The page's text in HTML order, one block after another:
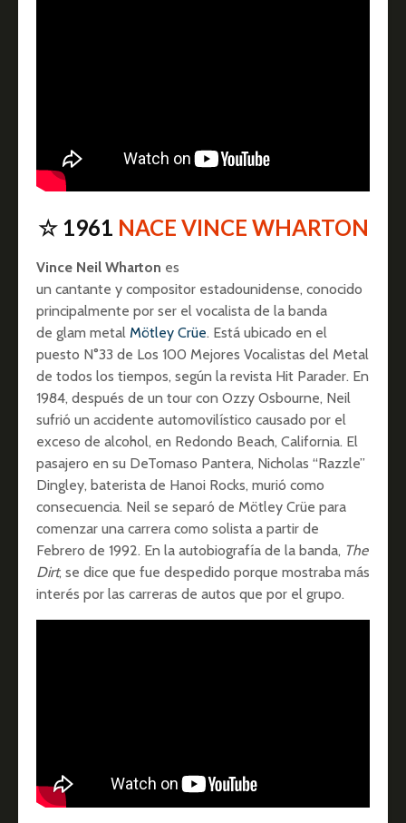
☆ 1961 NACE VINCE WHARTON
Vince Neil Wharton es
un cantante y compositor estadounidense, conocido
principalmente por ser el vocalista de la banda
de glam metal Mötley Crüe. Está ubicado en el
puesto N°33 de Los 100 Mejores Vocalistas del Metal
de todos los tiempos, según la revista Hit Parader. En
1984, después de un tour con Ozzy Osbourne, Neil
sufrió un accidente automovilístico causado por el
exceso de alcohol, en Redondo Beach, California. El
pasajero en su DeTomaso Pantera, Nicholas “Razzle”
Dingley, baterista de Hanoi Rocks, murió como
consecuencia. Neil se separó de Mötley Crüe para
comenzar una carrera como solista a partir de
Febrero de 1992. En la autobiografía de la banda, The
Dirt, se dice que fue despedido porque mostraba más
interés por las carreras de autos que por el grupo.